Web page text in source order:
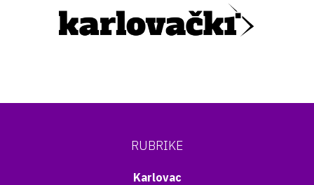
RUBRIKE
Karlovac